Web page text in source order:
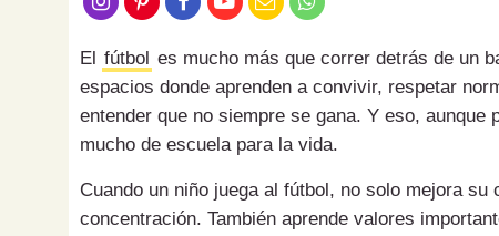
El fútbol es mucho más que correr detrás de un
espacios donde aprenden a convivir, respetar
entender que no siempre se gana. Y eso,
mucho de escuela para la vida.
Cuando un niño juega al fútbol, no solo mejora
concentración. También aprende valores